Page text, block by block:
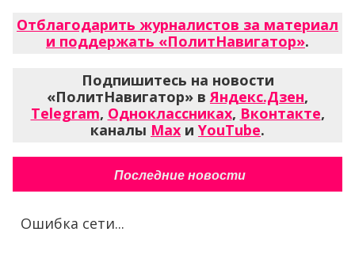
Отблагодарить журналистов за материал
и поддержать «ПолитНавигатор».
Подпишитесь на новости
«ПолитНавигатор» вЯндекс.Дзен,
Telegram, Одноклассниках, Вконтакте,
каналы Max и YouTube.
Последние новости
Ошибка сети...